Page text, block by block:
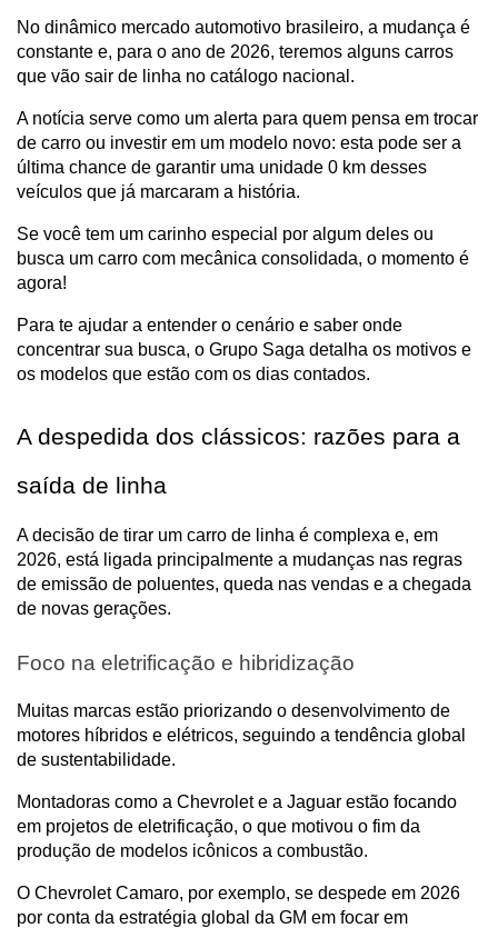
No dinâmico mercado automotivo brasileiro, a mudança é
constante e, para o ano de 2026, teremos alguns carros
que vão sair de linha no catálogo nacional.
A notícia serve como um alerta para quem pensa em trocar
de carro ou investir em um modelo novo: esta pode ser a
última chance de garantir uma unidade 0 km desses
veículos que já marcaram a história.
Se você tem um carinho especial por algum deles ou
busca um carro com mecânica consolidada, o momento é
agora!
Para te ajudar a entender o cenário e saber onde
concentrar sua busca, o Grupo Saga detalha os motivos e
os modelos que estão com os dias contados.
A despedida dos clássicos: razões para a
saída de linha
A decisão de tirar um carro de linha é complexa e, em
2026, está ligada principalmente a mudanças nas regras
de emissão de poluentes, queda nas vendas e a chegada
de novas gerações.
Foco na eletrificação e hibridização
Muitas marcas estão priorizando o desenvolvimento de
motores híbridos e elétricos, seguindo a tendência global
de sustentabilidade.
Montadoras como a Chevrolet e a Jaguar estão focando
em projetos de eletrificação, o que motivou o fim da
produção de modelos icônicos a combustão.
O Chevrolet Camaro, por exemplo, se despede em 2026
por conta da estratégia global da GM em focar em